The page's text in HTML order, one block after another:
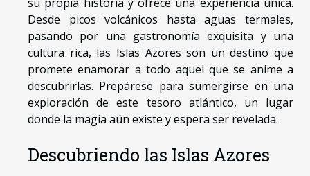
Desde picos volcánicos hasta aguas termales,
pasando por una gastronomía exquisita y una
cultura rica, las Islas Azores son un destino que
promete enamorar a todo aquel que se anime a
descubrirlas. Prepárese para sumergirse en una
exploración de este tesoro atlántico, un lugar
donde la magia aún existe y espera ser revelada.
Descubriendo las Islas Azores